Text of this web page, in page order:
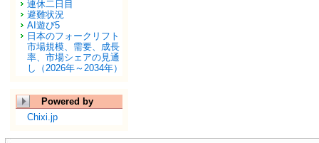
連休二日目
避難状況
AI遊び5
日本のフォークリフト
市場規模、需要、成長
率、市場シェアの見通
し（2026年～2034年）
Powered by
Chixi.jp